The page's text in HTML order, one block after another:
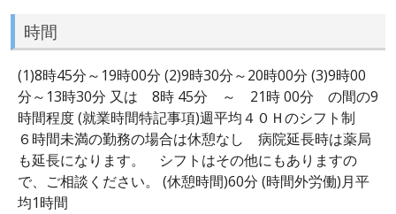
時間
(1)8時45分～19時00分 (2)9時30分～20時00分 (3)9時00
分～13時30分 又は 8時 45分 ～ 21時 00分 の間の9
時間程度 (就業時間特記事項)週平均４０Ｈのシフト制
６時間未満の勤務の場合は休憩なし 病院延長時は薬局
も延長になります。 シフトはその他にもありますの
で、ご相談ください。 (休憩時間)60分 (時間外労働)月平
均1時間